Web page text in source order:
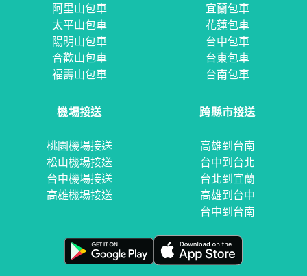
阿里山包車
太平山包車
陽明山包車
合歡山包車
福壽山包車
宜蘭包車
花蓮包車
台中包車
台東包車
台南包車
機場接送
桃園機場接送
松山機場接送
台中機場接送
高雄機場接送
跨縣市接送
高雄到台南
台中到台北
台北到宜蘭
高雄到台中
台中到台南